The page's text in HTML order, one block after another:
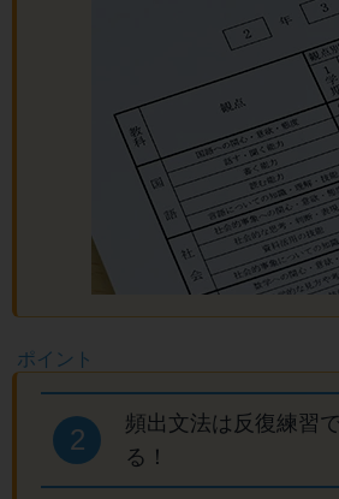
2
頻出文法は反復練習
る！